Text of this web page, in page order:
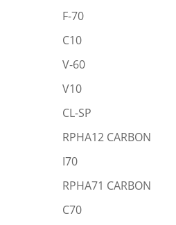
F-70
C10
V-60
V10
CL-SP
RPHA12 CARBON
I70
RPHA71 CARBON
C70